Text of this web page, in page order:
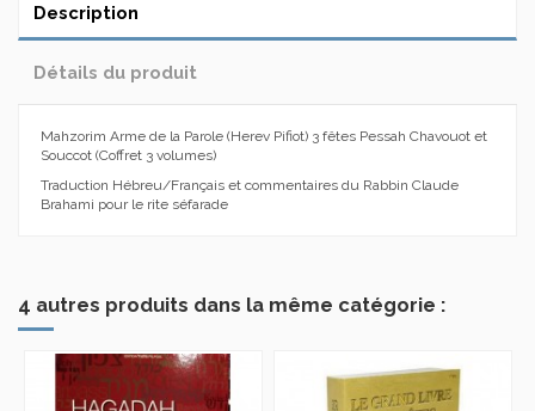
Description
Détails du produit
Mahzorim Arme de la Parole (Herev Pifiot) 3 fêtes Pessah Chavouot et
Souccot (Coffret 3 volumes)
Traduction Hébreu/Français et commentaires du Rabbin Claude
Brahami pour le rite séfarade
4 autres produits dans la même catégorie :